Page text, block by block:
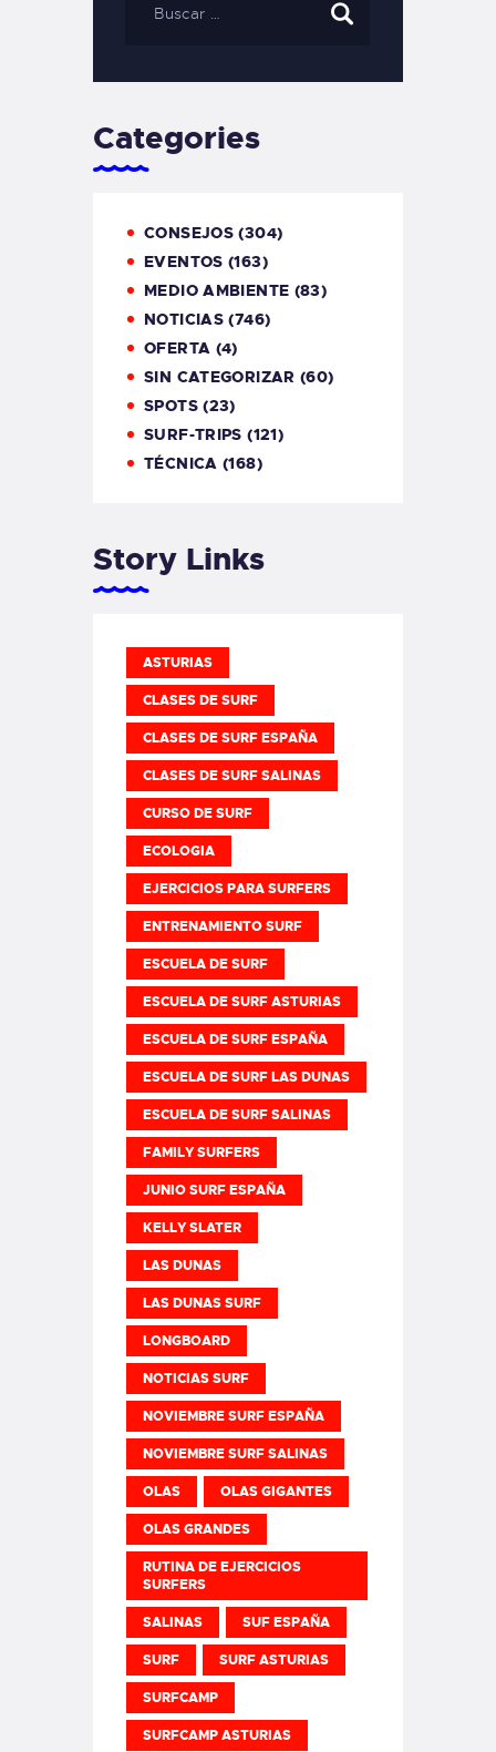
Categories
CONSEJOS (304)
EVENTOS (163)
MEDIO AMBIENTE (83)
NOTICIAS (746)
OFERTA (4)
SIN CATEGORIZAR (60)
SPOTS(23)
SURF-TRIPS (121)
TÉCNICA (168)
Story Links
ASTURIAS
CLASES DE SURF
CLASES DE SURF ESPAÑA
CLASES DE SURF SALINAS
CURSO DE SURF
ECOLOGIA
EJERCICIOS PARA SURFERS
ENTRENAMIENTO SURF
ESCUELA DE SURF
ESCUELA DE SURF ASTURIAS
ESCUELA DE SURF ESPAÑA
ESCUELA DE SURF LAS DUNAS
ESCUELA DE SURF SALINAS
FAMILY SURFERS
JUNIO SURF ESPAÑA
KELLY SLATER
LAS DUNAS
LAS DUNAS SURF
LONGBOARD
NOTICIAS SURF
NOVIEMBRE SURF ESPAÑA
NOVIEMBRE SURF SALINAS
OLAS OLAS GIGANTES
OLAS GRANDES
RUTINA DE EJERCICIOS
SURFERS
SALINAS SUF ESPAÑA
SURF SURF ASTURIAS
SURFCAMP
SURFCAMP ASTURIAS